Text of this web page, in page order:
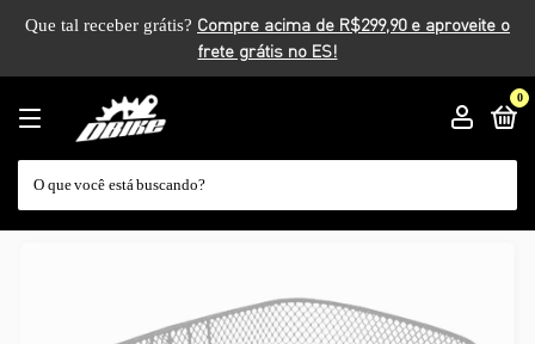
Que tal receber grátis?
0